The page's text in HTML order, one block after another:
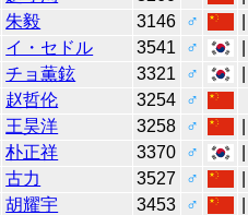
朱毅 3146 ♂
イ・セドル 3541 ♂
チョ薫鉉 3321 ♂
赵哲伦 3254
♂
王昊洋 3258 ♂
朴正祥 3370 ♂
古力 3527 ♂
胡耀宇 3453 ♂